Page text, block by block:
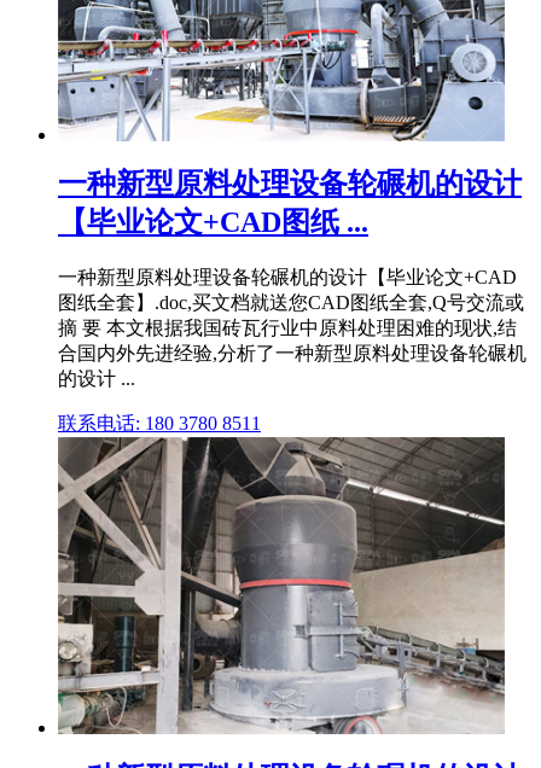
一种新型原料处理设备轮碾机的设计
【毕业论文+CAD图纸 ...
一种新型原料处理设备轮碾机的设计【毕业论文+CAD
图纸全套】.doc,买文档就送您CAD图纸全套,Q号交流或
摘 要 本文根据我国砖瓦行业中原料处理困难的现状,结
合国内外先进经验,分析了一种新型原料处理设备轮碾机
的设计 ...
联系电话: 180 3780 8511